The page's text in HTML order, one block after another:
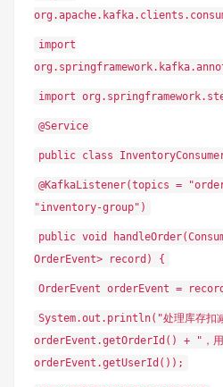
import
import
@Service
public class
@KafkaListener(topics =
"inventory-group")
public void
OrderEvent> record) {
OrderEvent orderEvent =
System.out.println("处理库存扣
orderEvent.getOrderId() + "，
orderEvent.getUserId());